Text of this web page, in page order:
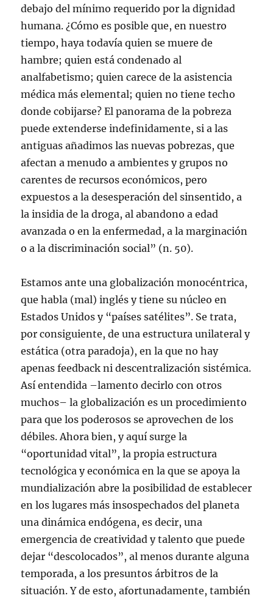
debajo del mínimo requerido por la dignidad
humana. ¿Cómo es posible que, en nuestro
tiempo, haya todavía quien se muere de
hambre; quien está condenado al
analfabetismo; quien carece de la asistencia
médica más elemental; quien no tiene techo
donde cobijarse? El panorama de la pobreza
puede extenderse indefinidamente, si a las
antiguas añadimos las nuevas pobrezas, que
afectan a menudo a ambientes y grupos no
carentes de recursos económicos, pero
expuestos a la desesperación del sinsentido, a
la insidia de la droga, al abandono a edad
avanzada o en la enfermedad, a la marginación
o a la discriminación social” (n. 50).
Estamos ante una globalización monocéntrica,
que habla (mal) inglés y tiene su núcleo en
Estados Unidos y “países satélites”. Se trata,
por consiguiente, de una estructura unilateral y
estática (otra paradoja), en la que no hay
apenas feedback ni descentralización sistémica.
Así entendida –lamento decirlo con otros
muchos– la globalización es un procedimiento
para que los poderosos se aprovechen de los
débiles. Ahora bien, y aquí surge la
“oportunidad vital”, la propia estructura
tecnológica y económica en la que se apoya la
mundialización abre la posibilidad de establecer
en los lugares más insospechados del planeta
una dinámica endógena, es decir, una
emergencia de creatividad y talento que puede
dejar “descolocados”, al menos durante alguna
temporada, a los presuntos árbitros de la
situación. Y de esto, afortunadamente, también